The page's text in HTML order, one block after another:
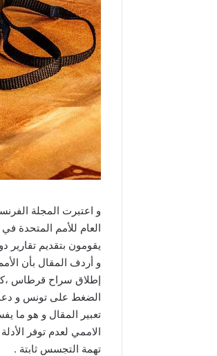
و اعتبرت المجلة
يقومون بتقديم تقارير
و أردف المقال بأن
إطلاق سراح قرطاس
الضغط على تونس و
تعبير المقال و هو ما
الاممي لعدم توفر
تهمة التجسس ثابتة .